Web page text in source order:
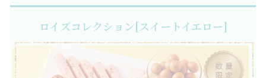
ロイズコレクション[スイートイエロー]